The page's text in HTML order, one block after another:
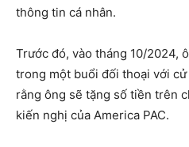
thông tin cá nhân.
Trước đó, vào tháng 10/2024,
trong một buổi đối thoại với
rằng ông sẽ tặng số tiền trên
kiến nghị của America PAC.